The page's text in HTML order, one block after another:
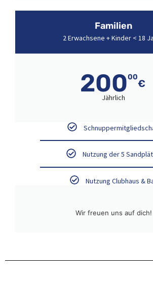
Familien
2 Erwachsene + Kinder < 18
20000
€
Jährlich
Nutzung der 5
Nutzung Clubhaus &
Wir freuen uns auf dich!